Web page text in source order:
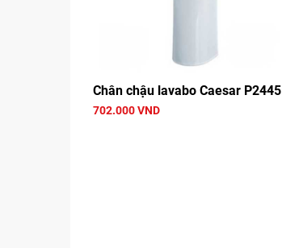
Chân chậu lavabo Caesar P2445
702.000 VND